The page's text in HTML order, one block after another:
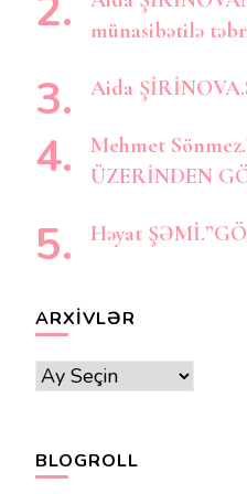
münasibətilə
Aida
Mehmet
ÜZERİNDEN
Həyat
ARXIVLƏR
Arxivlər
BLOGROLL